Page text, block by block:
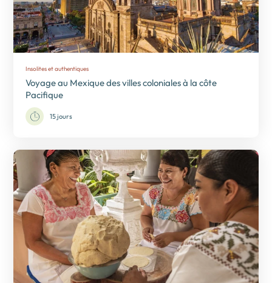
Insolites et authentiques
Voyage au Mexique des villes coloniales à la côte
Pacifique
15 jours